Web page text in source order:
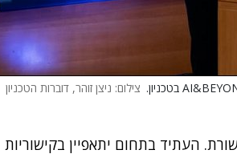
צילום: ניצן זוהר, דוברות הטכניון
העתיד בתחום יתאפיין בקישוריות